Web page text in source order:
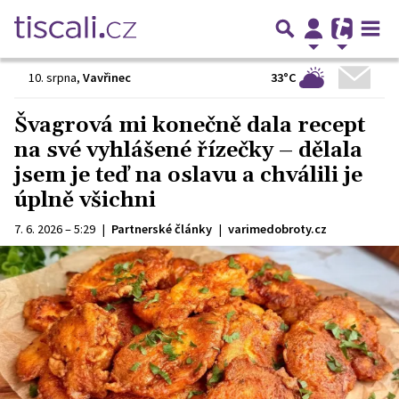
10. srpna, Vavřinec 33°C
Švagrová mi konečně dala recept
na své vyhlášené řízečky – dělala
jsem je teď na oslavu a chválili je
úplně všichni
7. 6. 2026 – 5:29 | Partnerské články | varimedobroty.cz